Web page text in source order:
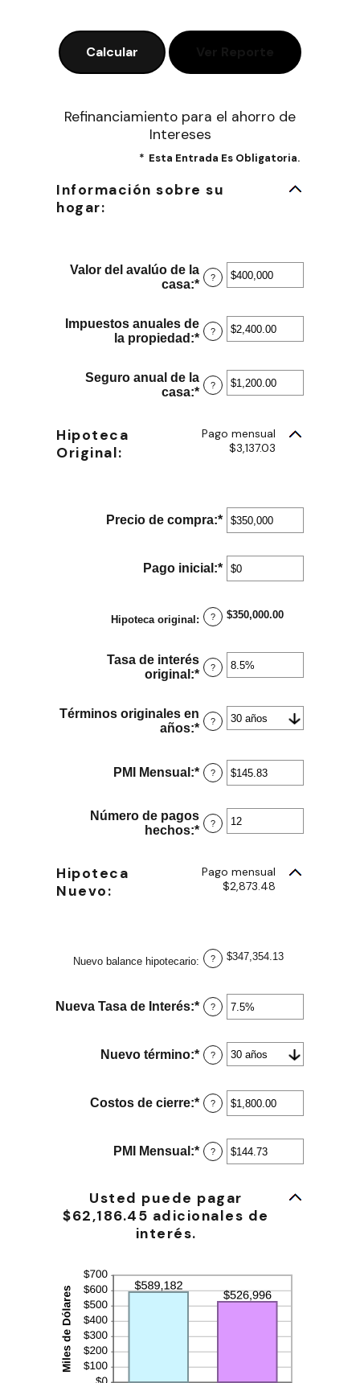
Refinanciamiento para el ahorro de
Intereses
* Esta Entrada Es Obligatoria.
Información sobre su
hogar:
Valor del avalúo de la
casa:* Ingresa
monto
entre
$0
$250,000,000
?
Impuestos anuales de
la propiedad :* Ingresa
monto
entre
$0.00
?
Seguro anual de la
casa:* Ingresa
entre
$0.00
?
Hipoteca
Original:
Pago mensual
$3,137.03
Precio de compra:* Ingresa
un
entre
$0
$250,000,000
Pago inicial :* Ingresa
un
entre
$250,000,000
Hipoteca original : ? $350,000.00
Tasa de interés
original :* Ingresa
monto
entre
0%
50%
?
Términos originales en
años:* ?
PMI Mensual :* Ingresa
un
entre
$0.00
?
Número de pagos
hechos:* Ingresa
entre
?
Hipoteca
Nuevo:
Pago mensual
$2,873.48
Nuevo balance hipotecario: ? $347,354.13
Nueva Tasa de Interés:* Ingresa
un
entre
0%
50%
?
Nuevo término:* ?
Costos de cierre:* Ingresa
un
entre
$0.00
?
PMI Mensual :* Ingresa
un
entre
$0.00
y
?
Usted puede pagar
$62,186.45 adicionales de
interés.